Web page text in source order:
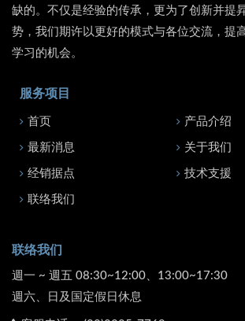
缺的。不仅是经验的传承，更为了创新并提
势，我们期许以更好的模式与各位交流，提
学习的机会。
服务项目
首页 产品介绍
最新消息 关于我们
经销据点 技术支援
联络我们
联络我们
週一 ~ 週五 08:30~12:00、13:00~17:30
週六、日及国定假日休息